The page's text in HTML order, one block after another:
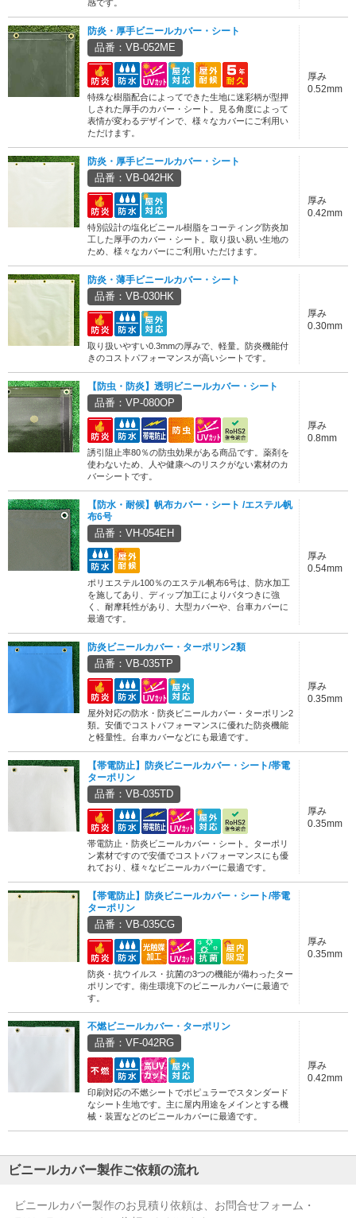
感です。
防炎・厚手ビニールカバー・シート
品番：VB-052ME
特殊な樹脂配合によってできた生地に迷彩柄が型押
しされた厚手のカバー・シート。見る角度によって
表情が変わるデザインで、様々なカバーにご利用い
ただけます。
厚み
0.52mm
防炎・厚手ビニールカバー・シート
品番：VB-042HK
特別設計の塩化ビニール樹脂をコーティング防炎加
工した厚手のカバー・シート。取り扱い易い生地の
ため、様々なカバーにご利用いただけます。
厚み
0.42mm
防炎・薄手ビニールカバー・シート
品番：VB-030HK
取り扱いやすい0.3mmの厚みで、軽量。防炎機能付
きのコストパフォーマンスが高いシートです。
厚み
0.30mm
【防虫・防炎】透明ビニールカバー・シート
品番：VP-080OP
誘引阻止率80％の防虫効果がある商品です。薬剤を
使わないため、人や健康へのリスクがない素材のカ
バーシートです。
厚み
0.8mm
【防水・耐候】帆布カバー・シート /エステル帆
布6号
品番：VH-054EH
ポリエステル100％のエステル帆布6号は、防水加工
を施してあり、ディップ加工によりバタつきに強
く、耐摩耗性があり、大型カバーや、台車カバーに
最適です。
厚み
0.54mm
防炎ビニールカバー・ターポリン2類
品番：VB-035TP
屋外対応の防水・防炎ビニールカバー・ターポリン2
類。安価でコストパフォーマンスに優れた防炎機能
と軽量性。台車カバーなどにも最適です。
厚み
0.35mm
【帯電防止】防炎ビニールカバー・シート/帯電
ターポリン
品番：VB-035TD
帯電防止・防炎ビニールカバー・シート。ターポリ
ン素材ですので安価でコストパフォーマンスにも優
れており、様々なビニールカバーに最適です。
厚み
0.35mm
【帯電防止】防炎ビニールカバー・シート/帯電
ターポリン
品番：VB-035CG
防炎・抗ウイルス・抗菌の3つの機能が備わったター
ポリンです。衛生環境下のビニールカバーに最適で
す。
厚み
0.35mm
不燃ビニールカバー・ターポリン
品番：VF-042RG
印刷対応の不燃シートでポピュラーでスタンダード
なシート生地です。主に屋内用途をメインとする機
械・装置などのビニールカバーに最適です。
厚み
0.42mm
ビニールカバー製作ご依頼の流れ
ビニールカバー製作のお見積り依頼は、お問合せフォーム・